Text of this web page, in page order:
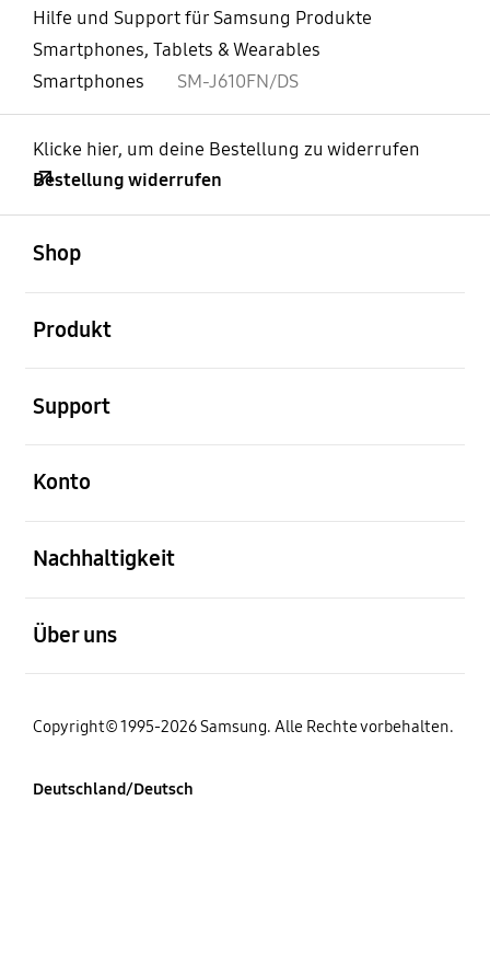
Hilfe und Support für Samsung Produkte
Smartphones, Tablets & Wearables
Smartphones
SM-J610FN/DS
Klicke hier, um deine Bestellung zu widerrufen
Bestellung widerrufen
Shop
Produkt
Support
Konto
Nachhaltigkeit
Über uns
Copyright© 1995-2026 Samsung. Alle Rechte vorbehalten.
Deutschland/Deutsch